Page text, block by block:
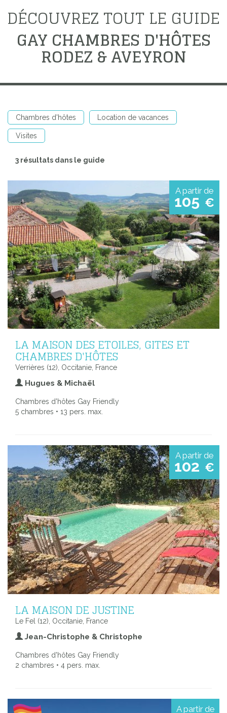
DÉCOUVREZ TOUT LE GUIDE
GAY CHAMBRES D'HÔTES
RODEZ & AVEYRON
Chambres d'hôtes Location de vacances
Visites
3 résultats dans le guide
A partir de
105 €
LA MAISON DES ETOILES, GITES ET
CHAMBRES D'HÔTES
Verrières (12), Occitanie, France
Hugues & Michaël
Chambres d'hôtes Gay Friendly
5 chambres • 13 pers. max.
A partir de
102 €
LA MAISON DE JUSTINE
Le Fel (12), Occitanie, France
Jean-Christophe & Christophe
Chambres d'hôtes Gay Friendly
2 chambres • 4 pers. max.
A partir de